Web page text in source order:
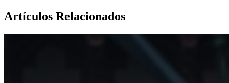
Artículos Relacionados